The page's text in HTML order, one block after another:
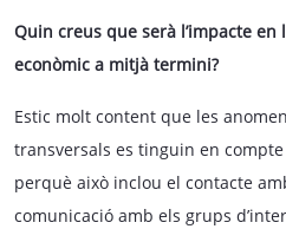
Quin creus que serà l’impacte
econòmic a mitjà termini?
Estic molt content que les
transversals es tinguin en
perquè això inclou el contacte
comunicació amb els grups